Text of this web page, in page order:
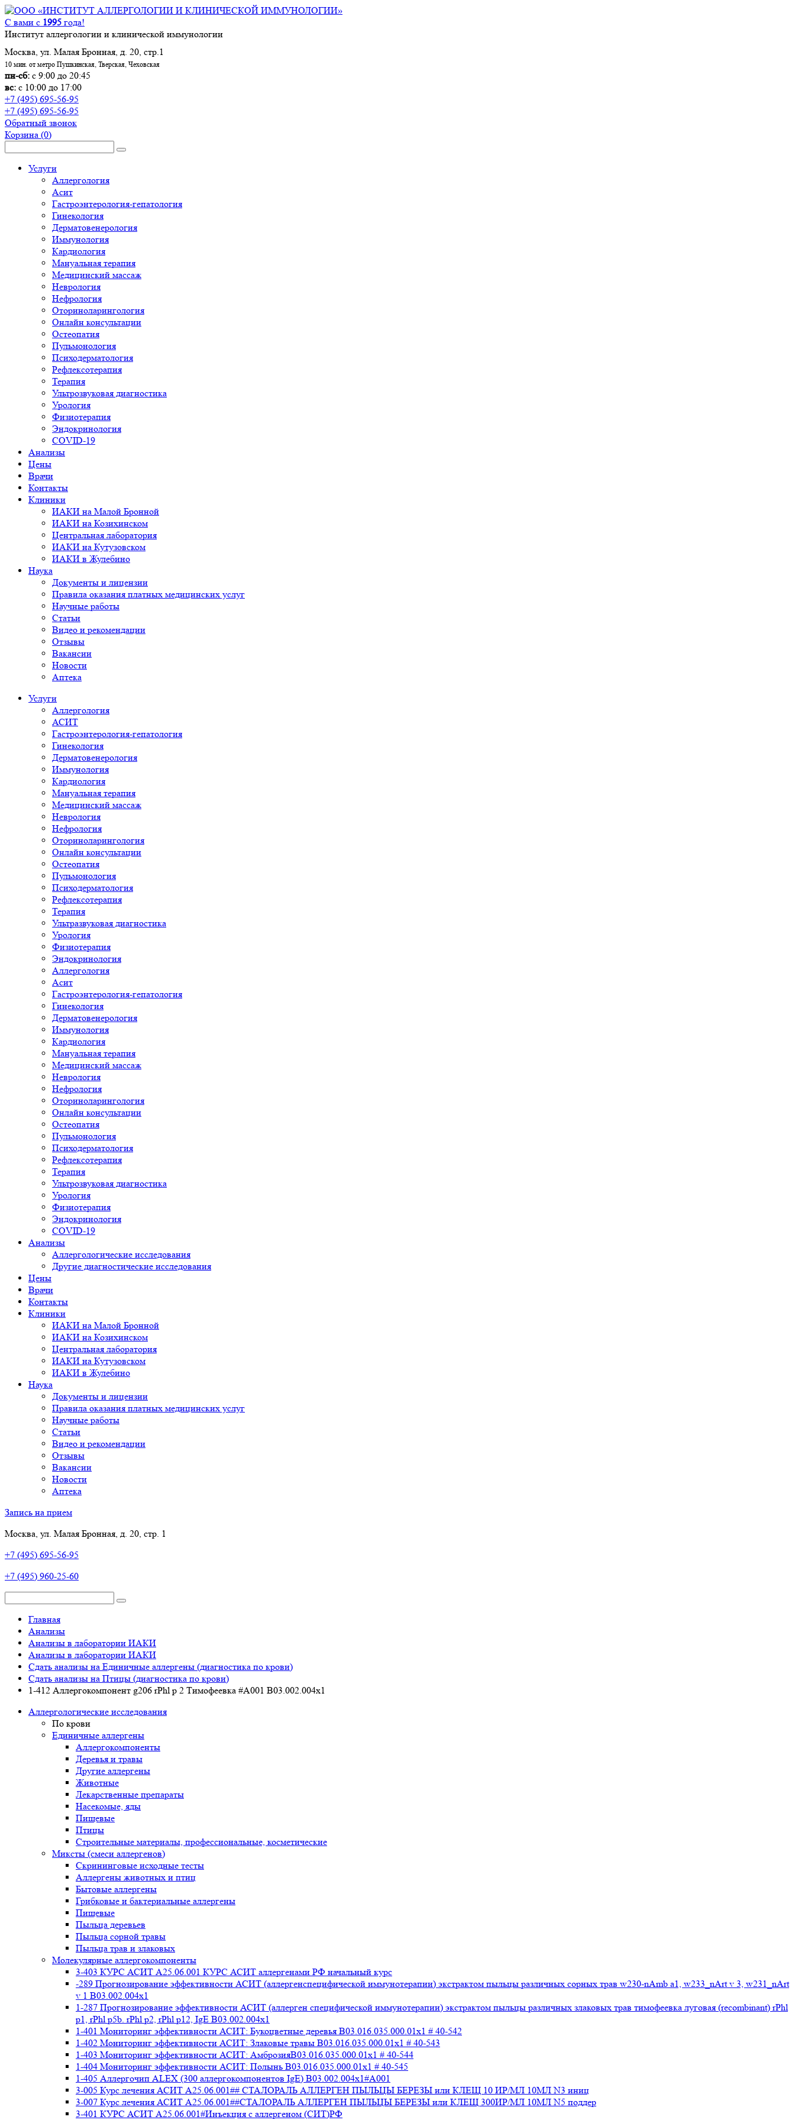
С вами с 1995 года!
Институт аллергологии и клинической иммунологии
Москва, ул. Малая Бронная, д. 20, стр.1
10 мин. от метро Пушкинская, Тверская, Чеховская
пн-сб: с 9:00 до 20:45
вс: с 10:00 до 17:00
+7 (495) 695-56-95
+7 (495) 695-56-95
Обратный звонок
Корзина (0)
Услуги
Аллергология
Асит
Гастроэнтерология-гепатология
Гинекология
Дерматовенерология
Иммунология
Кардиология
Мануальная терапия
Медицинский массаж
Неврология
Нефрология
Оториноларингология
Онлайн консультации
Остеопатия
Пульмонология
Психодерматология
Рефлексотерапия
Терапия
Ультрозвуковая диагностика
Урология
Физиотерапия
Эндокринология
COVID-19
Анализы
Цены
Врачи
Контакты
Клиники
ИАКИ на Малой Бронной
ИАКИ на Козихинском
Центральная лаборатория
ИАКИ на Кутузовском
ИАКИ в Жулебино
Наука
Документы и лицензии
Правила оказания платных медицинских услуг
Научные работы
Статьи
Видео и рекомендации
Отзывы
Вакансии
Новости
Аптека
Услуги
Аллергология
АСИТ
Гастроэнтерология-гепатология
Гинекология
Дерматовенерология
Иммунология
Кардиология
Мануальная терапия
Медицинский массаж
Неврология
Нефрология
Оториноларингология
Онлайн консультации
Остеопатия
Пульмонология
Психодерматология
Рефлексотерапия
Терапия
Ультразвуковая диагностика
Урология
Физиотерапия
Эндокринология
Аллергология
Асит
Гастроэнтерология-гепатология
Гинекология
Дерматовенерология
Иммунология
Кардиология
Мануальная терапия
Медицинский массаж
Неврология
Нефрология
Оториноларингология
Онлайн консультации
Остеопатия
Пульмонология
Психодерматология
Рефлексотерапия
Терапия
Ультрозвуковая диагностика
Урология
Физиотерапия
Эндокринология
COVID-19
Анализы
Аллергологические исследования
Другие диагностические исследования
Цены
Врачи
Контакты
Клиники
ИАКИ на Малой Бронной
ИАКИ на Козихинском
Центральная лаборатория
ИАКИ на Кутузовском
ИАКИ в Жулебино
Наука
Документы и лицензии
Правила оказания платных медицинских услуг
Научные работы
Статьи
Видео и рекомендации
Отзывы
Вакансии
Новости
Аптека
Запись на прием
Москва, ул. Малая Бронная, д. 20, стр. 1
+7 (495) 695-56-95
+7 (495) 960-25-60
Главная
Анализы
Анализы в лаборатории ИАКИ
Анализы в лаборатории ИАКИ
Сдать анализы на Единичные аллергены (диагностика по крови)
Сдать анализы на Птицы (диагностика по крови)
1-412 Аллергокомпонент g206 rPhl p 2 Тимофеевка #А001 В03.002.004x1
Аллергологические исследования
По крови
Единичные аллергены
Аллергокомпоненты
Деревья и травы
Другие аллергены
Животные
Лекарственные препараты
Насекомые, яды
Пищевые
Птицы
Строительные материалы, профессиональные, косметические
Миксты (смеси аллергенов)
Cкрининговые исходные тесты
Аллергены животных и птиц
Бытовые аллергены
Грибковые и бактериальные аллергены
Пищевые
Пыльца деревьев
Пыльца сорной травы
Пыльца трав и злаковых
Молекулярные аллергокомпоненты
3-403 КУРС АСИТ А25.06.001 КУРС АСИТ аллергенами РФ начальный курс
-289 Прогнозирование эффективности АСИТ (аллергенспецифической иммунотерапии) экстрактом пыльцы различных сорных трав w230-nAmb a1, w233_nArt v 3, w231_nArt
v 1 В03.002.004x1
1-287 Прогнозирование эффективности АСИТ (аллерген специфической иммунотерапии) экстрактом пыльцы различных злаковых трав тимофеевка луговая (recombinant) rPhl
p1, rPhl p5b. rPhl p2, rPhl p12, IgE В03.002.004x1
1-401 Мониторинг эффективности АСИТ: Букоцветные деревья B03.016.035.000.01x1 # 40-542
1-402 Мониторинг эффективности АСИТ: Злаковые травы B03.016.035.000.01x1 # 40-543
1-403 Мониторинг эффективности АСИТ: АмброзияB03.016.035.000.01x1 # 40-544
1-404 Мониторинг эффективности АСИТ: Полынь B03.016.035.000.01x1 # 40-545
1-405 Аллергочип ALEX (300 аллергокомпонентов IgE) В03.002.004x1#А001
3-005 Курс лечения АСИТ А25.06.001## СТАЛОРАЛЬ АЛЛЕРГЕН ПЫЛЬЦЫ БЕРЕЗЫ или КЛЕЩ 10 ИР/МЛ 10МЛ N3 иниц
3-007 Курс лечения АСИТ А25.06.001##СТАЛОРАЛЬ АЛЛЕРГЕН ПЫЛЬЦЫ БЕРЕЗЫ или КЛЕЩ 300ИР/МЛ 10МЛ N5 поддер
3-401 КУРС АСИТ А25.06.001#Инъекция с аллергеном (СИТ)РФ